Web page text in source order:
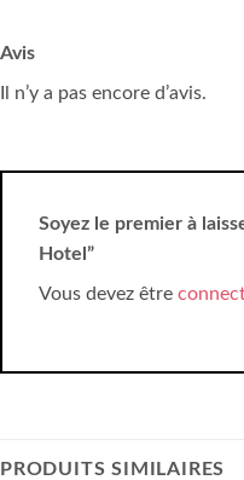
Avis
Il n’y a pas encore d’avis.
Soyez le premier à
Hotel”
Vous devez être
PRODUITS SIMILAIRES